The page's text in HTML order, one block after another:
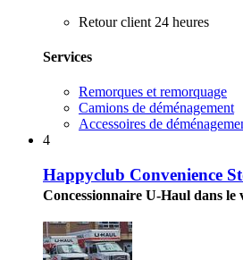
Retour client 24 heures
Services
Remorques et remorquage
Camions de déménagement
Accessoires de
4
Happyclub Convenience
Concessionnaire U-Haul dans le